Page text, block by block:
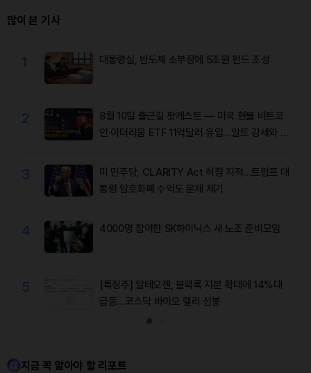
많이 본 기사
1 대통령실, 반도체 소부장에 5조원 펀드 조성
2
8월 10일 출근길 팟캐스트 — 미국 현물 비트코
인·이더리움 ETF 11억달러 유입…알트 강세와 숏
3
미 민주당, CLARITY Act 허점 지적…트럼프 대
통령 암호화폐 수익도 문제 제기
4 4000명 참여한 SK하이닉스 새 노조 준비모임
5
[특징주] 알테오젠, 블랙록 지분 확대에 14%대
급등…코스닥 바이오 랠리 선봉
지금 꼭 알아야 할 리포트